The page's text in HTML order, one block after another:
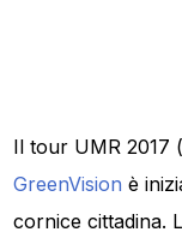
Il tour UMR 2017
GreenVision è
cornice cittadina.